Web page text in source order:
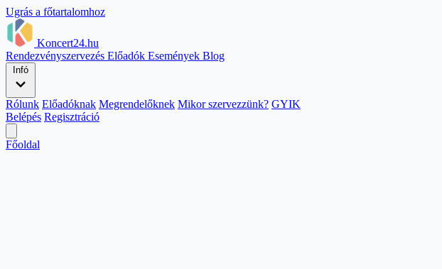
Ugrás a főtartalomhoz
Koncert24.hu
Rendezvényszervezés Előadók Események Blog
Infó
Rólunk Előadóknak Megrendelőknek Mikor szervezzünk? GYIK
Belépés Regisztráció
Főoldal